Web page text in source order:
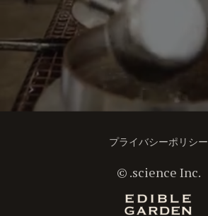
プライバシーポリシー
©︎ .science Inc.